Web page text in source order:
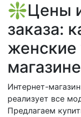
❇️Цены и
заказа:
женские
магазине
Интернет-
реализует все
Предлагаем